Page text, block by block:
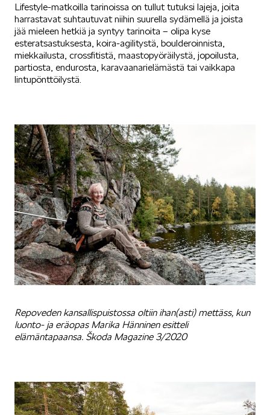
Lifestyle-matkoilla tarinoissa on tullut tutuksi lajeja, joita
harrastavat suhtautuvat niihin suurella sydämellä ja joista
jää mieleen hetkiä ja syntyy tarinoita – olipa kyse
esteratsastuksesta, koira-agilitystä, boulderoinnista,
miekkailusta, crossfitistä, maastopyöräilystä, jopoilusta,
partiosta, endurosta, karavaanarielämästä tai vaikkapa
lintupönttöilystä.
Repoveden kansallispuistossa oltiin ihan(asti) mettäss, kun
luonto- ja eräopas Marika Hänninen esitteli
elämäntapaansa. Škoda Magazine 3/2020